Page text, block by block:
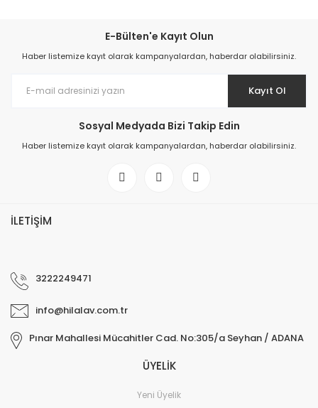
E-Bülten'e Kayıt Olun
Haber listemize kayıt olarak kampanyalardan, haberdar olabilirsiniz.
Kayıt Ol
Sosyal Medyada Bizi Takip Edin
Haber listemize kayıt olarak kampanyalardan, haberdar olabilirsiniz.
İLETİŞİM
3222249471
info@hilalav.com.tr
Pınar Mahallesi Mücahitler Cad. No:305/a Seyhan / ADANA
ÜYELİK
Yeni Üyelik